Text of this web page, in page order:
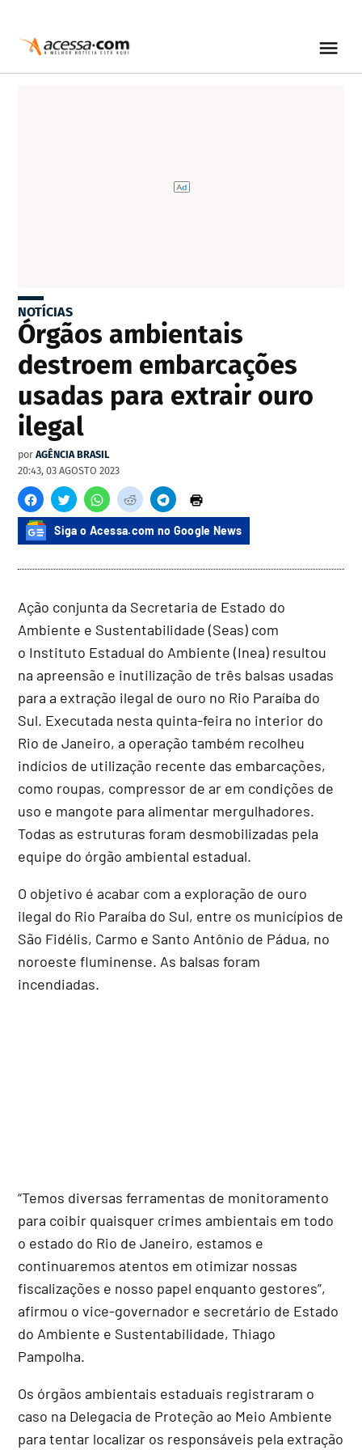
NOTÍCIAS
Órgãos ambientais
destroem embarcações
usadas para extrair ouro
ilegal
por AGÊNCIA BRASIL
20:43, 03 AGOSTO 2023
Siga o Acessa.com no Google News
Ação conjunta da Secretaria de Estado do
Ambiente e Sustentabilidade (Seas) com
o Instituto Estadual do Ambiente (Inea) resultou
na apreensão e inutilização de três balsas usadas
para a extração ilegal de ouro no Rio Paraíba do
Sul. Executada nesta quinta-feira no interior do
Rio de Janeiro, a operação também recolheu
indícios de utilização recente das embarcações,
como roupas, compressor de ar em condições de
uso e mangote para alimentar mergulhadores.
Todas as estruturas foram desmobilizadas pela
equipe do órgão ambiental estadual.
O objetivo é acabar com a exploração de ouro
ilegal do Rio Paraíba do Sul, entre os municípios de
São Fidélis, Carmo e Santo Antônio de Pádua, no
noroeste fluminense. As balsas foram
incendiadas.
“Temos diversas ferramentas de monitoramento
para coibir quaisquer crimes ambientais em todo
o estado do Rio de Janeiro, estamos e
continuaremos atentos em otimizar nossas
fiscalizações e nosso papel enquanto gestores”,
afirmou o vice-governador e secretário de Estado
do Ambiente e Sustentabilidade, Thiago
Pampolha.
Os órgãos ambientais estaduais registraram o
caso na Delegacia de Proteção ao Meio Ambiente
para tentar localizar os responsáveis pela extração